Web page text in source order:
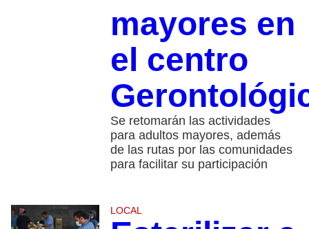
mayores en
el centro
Se retomarán las actividades
para adultos mayores, además
de las rutas por las comunidades
para facilitar su participación
LOCAL